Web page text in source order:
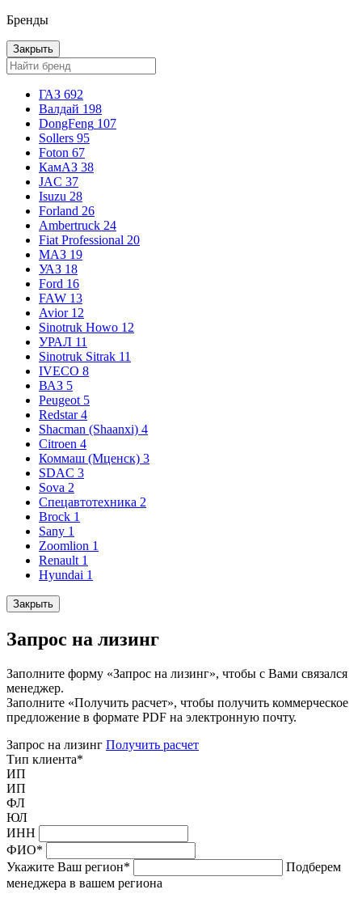
Бренды
Закрыть
ГАЗ 692
Валдай 198
DongFeng 107
Sollers 95
Foton 67
КамАЗ 38
JAC 37
Isuzu 28
Forland 26
Ambertruck 24
Fiat Professional 20
МАЗ 19
УАЗ 18
Ford 16
FAW 13
Avior 12
Sinotruk Howo 12
УРАЛ 11
Sinotruk Sitrak 11
IVECO 8
ВАЗ 5
Peugeot 5
Redstar 4
Shacman (Shaanxi) 4
Citroen 4
Коммаш (Мценск) 3
SDAC 3
Sova 2
Спецавтотехника 2
Brock 1
Sany 1
Zoomlion 1
Renault 1
Hyundai 1
Закрыть
Запрос на лизинг
Заполните форму «Запрос на лизинг», чтобы с Вами связался
менеджер.
Заполните «Получить расчет», чтобы получить коммерческое
предложение в формате PDF на электронную почту.
Запрос на лизинг Получить расчет
Тип клиента*
ИП
ИП
ФЛ
ЮЛ
ИНН
ФИО*
Укажите Ваш регион*
Подберем
менеджера в вашем региона